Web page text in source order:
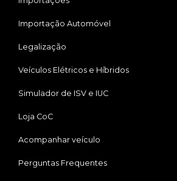
Importação Automóvel
Legalização
Veículos Elétricos e Híbridos
Simulador de ISV e IUC
Loja CoC
Acompanhar veículo
Perguntas Frequentes